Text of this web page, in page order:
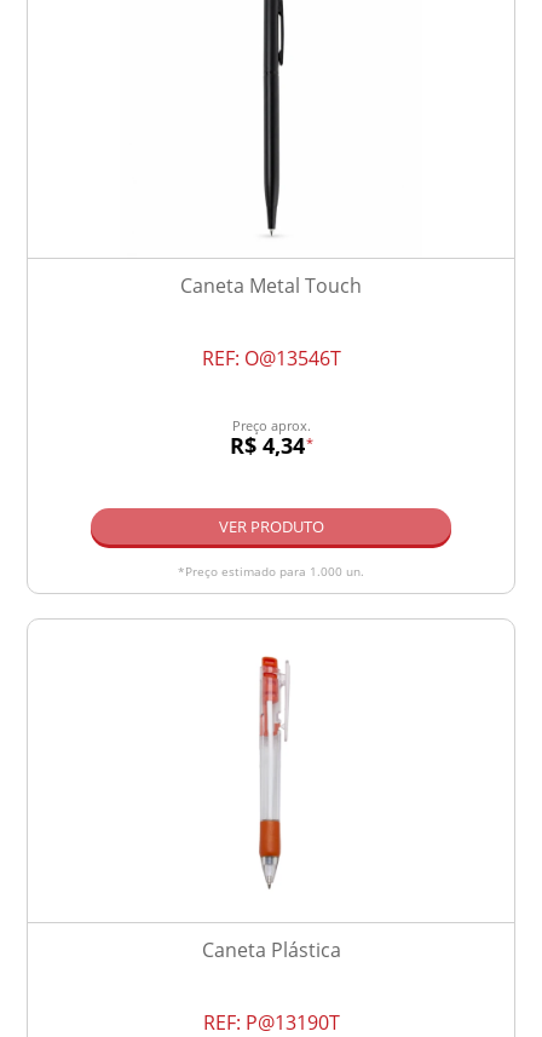
Caneta Metal Touch
REF: O@13546T
Preço aprox.
R$ 4,34*
VER PRODUTO
*Preço estimado para 1.000 un.
Caneta Plástica
REF: P@13190T